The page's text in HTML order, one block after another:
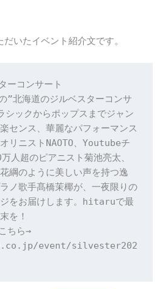
いたイベント紹介文です。
ーコンサート
”北海道のジルベスターコンサ
シックからポップスまでジャン
センス、華麗なパフォーマンス
リニストNAOTO、Youtubeチ
人超のピアニスト菊池亮太、
綱のように美しい声を持つ逸
ノ歌手髙橋茉椰が、一夜限りの
ジをお届けします。hitaruで最
を！
ちら→
event/silvester202